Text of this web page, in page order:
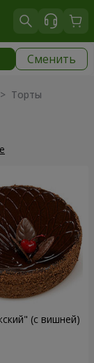
Сменить
Торты
(с вишней)